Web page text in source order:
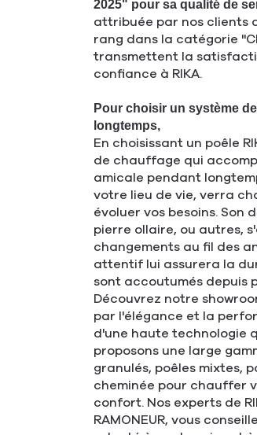
2025" pour sa qualité de
attribuée par nos clients
rang dans la catégorie
transmettent la
confiance à RIKA.
Pour choisir un système
longtemps,
En choisissant un poêle
de chauffage qui
amicale pendant
votre lieu de vie, verra
évoluer vos besoins. Son
pierre ollaire, ou autres,
changements au fil des
attentif lui assurera la
sont accoutumés depuis
Découvrez notre
par l'élégance et la
d'une haute technologie
proposons une large
granulés, poêles mixtes,
cheminée pour chauffer
confort. Nos experts de
RAMONEUR, vous